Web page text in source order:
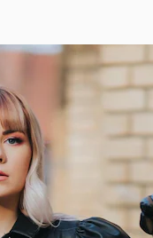
Sản phẩm
Spaces
Trợ Lý AI
Trình tạo hình ảnh
AI